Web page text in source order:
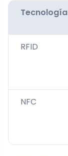
Tecnología
RFID
NFC